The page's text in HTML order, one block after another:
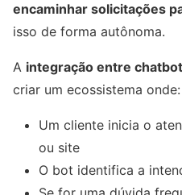
encaminhar solicitações
isso de forma autônoma.
A integração entre
criar um ecossistema onde:
Um cliente inicia o
ou site
O bot identifica a